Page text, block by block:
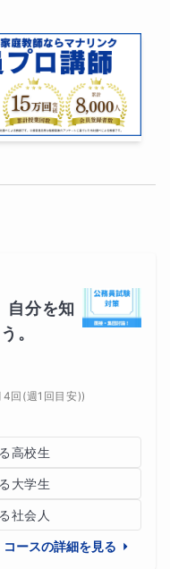
自分を知
。
4回(週1回目安))
高校生
大学生
社会人
コースの詳細を見る